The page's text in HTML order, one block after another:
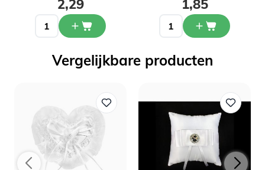
2,29 1,85
Vergelijkbare producten